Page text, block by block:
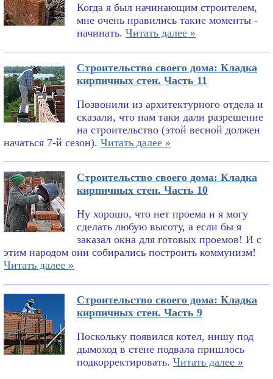
Когда я был начинающим строителем,
мне очень нравились такие моменты -
начинать. Читать далее »
Строительство своего дома: Кладка
кирпичных стен. Часть 11
Позвонили из архитектурного отдела и
сказали, что нам таки дали разрешение
на строительство (этой весной должен
начаться 7-й сезон). Читать далее »
Строительство своего дома: Кладка
кирпичных стен. Часть 10
Ну хорошо, что нет проема и я могу
сделать любую высоту, а если бы я
заказал окна для готовых проемов! И с
этим народом они собирались построить коммунизм!
Читать далее »
Строительство своего дома: Кладка
кирпичных стен. Часть 9
Поскольку появился котел, нишу под
дымоход в стене подвала пришлось
подкорректировать. Читать далее »